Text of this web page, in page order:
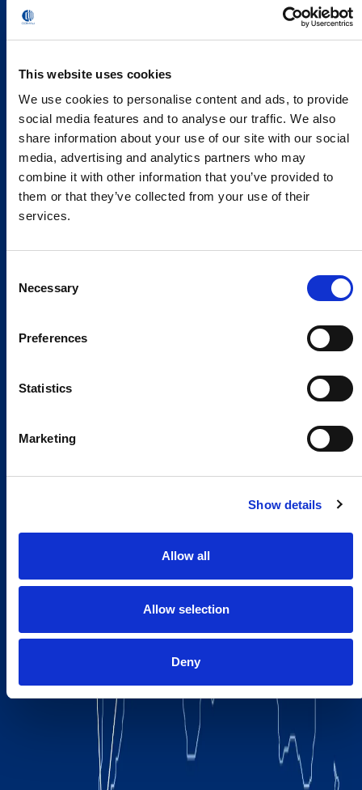
This website uses cookies
We use cookies to personalise content and ads, to provide
social media features and to analyse our traffic. We also
share information about your use of our site with our social
media, advertising and analytics partners who may
combine it with other information that you’ve provided to
them or that they’ve collected from your use of their
services.
Selection
Necessary
Preferences
Statistics
Marketing
Show details
Allow all
Allow selection
Deny